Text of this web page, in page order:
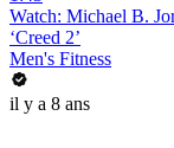
Watch: Michael B.
‘Creed 2’
Men's Fitness
il y a 8 ans